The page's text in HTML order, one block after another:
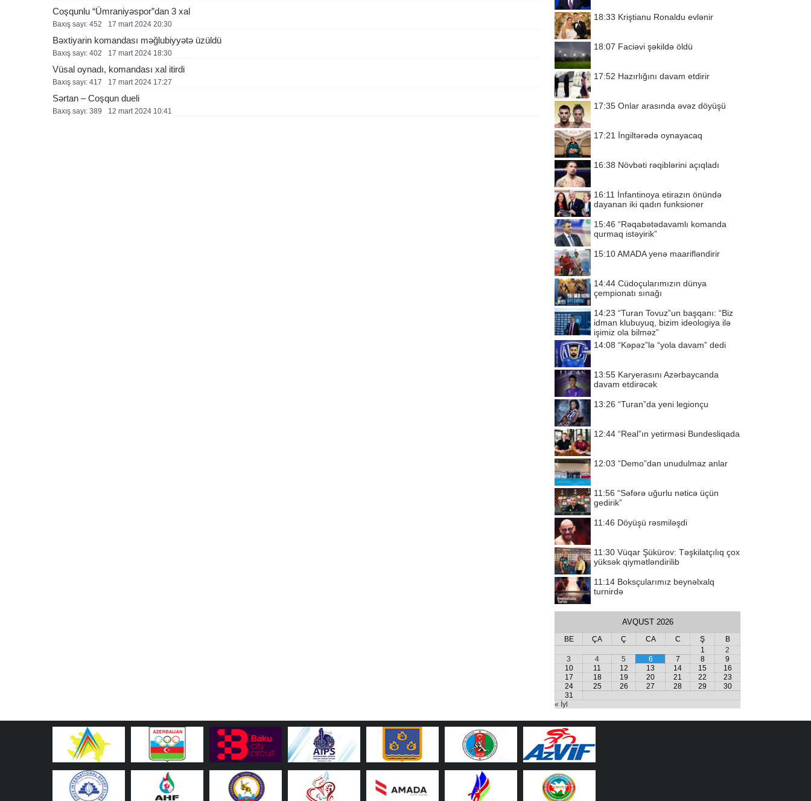
Coşqunlu “Ümraniyəspor”dan 3 xal
Baxış sayı: 452 17 mart 2024 20:30
Bəxtiyarin komandası məğlubiyyətə üzüldü
Baxış sayı: 402 17 mart 2024 18:30
Vüsal oynadı, komandası xal itirdi
Baxış sayı: 417 17 mart 2024 17:27
Sərtan – Coşqun dueli
Baxış sayı: 389 12 mart 2024 10:41
18:33 Kriştianu Ronaldu evlənir
18:07 Faciəvi şəkildə öldü
17:52 Hazırlığını davam etdirir
17:35 Onlar arasında əvəz döyüşü
17:21 İngiltərədə oynayacaq
16:38 Növbəti rəqiblərini açıqladı
16:11 İnfantinoya etirazın önündə
dayanan iki qadın funksioner
15:46 “Rəqabətədavamlı komanda
qurmaq istəyirik”
15:10AMADA yenə maarifləndirir
14:44 Cüdoçularımızın dünya
çempionatı sınağı
14:23 “Turan Tovuz”un başqanı: “Biz
idman klubuyuq, bizim ideologiya ilə
işimiz ola bilməz”
14:08 “Kəpəz”lə “yola davam” dedi
13:55 Karyerasını Azərbaycanda
davam etdirəcək
13:26 “Turan”da yeni legionçu
12:44 “Real”ın yetirməsi Bundesliqada
12:03 “Demo”dan unudulmaz anlar
11:56 “Səfərə uğurlu nəticə üçün
gedirik”
11:46 Döyüşü rəsmiləşdi
11:30 Vüqar Şükürov: Təşkilatçılıq çox
yüksək qiymətləndirilib
11:14 Boksçularımız beynəlxalq
turnirdə
AVQUST 2026
BE ÇA Ç CA C Ş
B
1
2
3
4 5 6 7 8
9
10
11 12 13 14 15
16
17
18 19 20 21 22
23
24
25 26 27 28 29
30
31
« İyl